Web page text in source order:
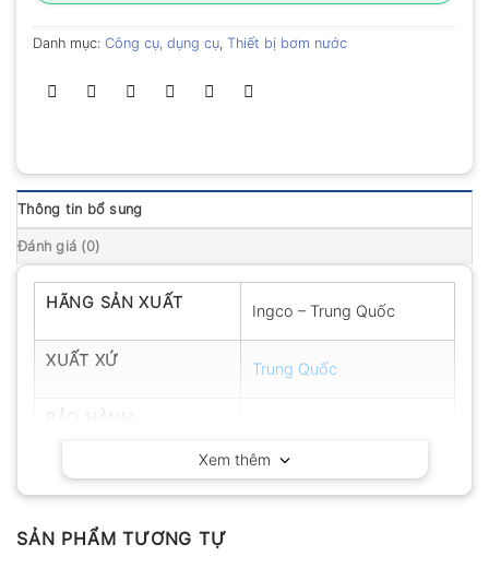
Danh mục: Công cụ, dụng cụ, Thiết bị bơm nước
Thông tin bổ sung
Đánh giá (0)
HÃNG SẢN XUẤT Ingco – Trung Quốc
XUẤT XỨ Trung Quốc
Xem thêm
SẢN PHẨM TƯƠNG TỰ